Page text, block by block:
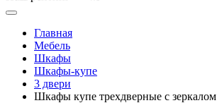
Главная
Мебель
Шкафы
Шкафы-купе
3 двери
Шкафы купе трехдверные с зеркалом